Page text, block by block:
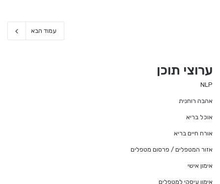
עמוד הבא
ערוצי תוכן
NLP
אהבה רוחנית
אוכל בריא
אורח חיים בריא
אזור המטפלים / פרסום מטפלים
אימון אישי
אימון עיסקי למטפלים